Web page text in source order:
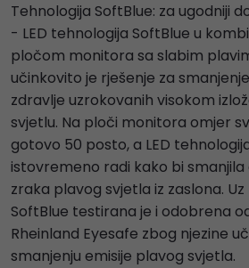
Tehnologija SoftBlue: za ugodniji
- LED tehnologija SoftBlue u
pločom monitora sa slabim
učinkovito je rješenje za
zdravlje uzrokovanih visokom
svjetlu. Na ploči monitora omjer
gotovo 50 posto, a LED
istovremeno radi kako bi smanjila
zraka plavog svjetla iz zaslona.
SoftBlue testirana je i odobrena
Rheinland Eyesafe zbog njezine
smanjenju emisije plavog svjetla.